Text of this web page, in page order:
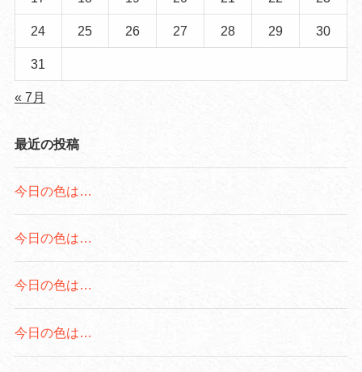
24 25 26 27 28 29 30
31
« 7月
最近の投稿
今日の色は…
今日の色は…
今日の色は…
今日の色は…